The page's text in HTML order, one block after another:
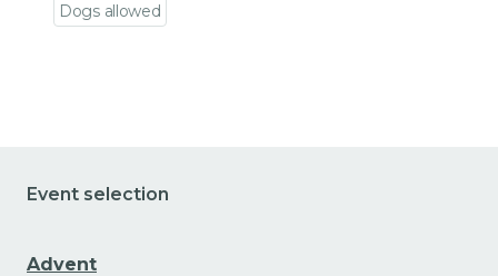
Dogs allowed
Event selection
Advent